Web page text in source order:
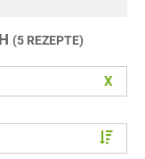
(5 REZEPTE)
X